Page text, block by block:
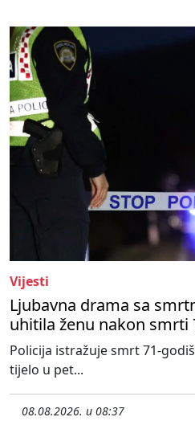
Vijesti
Ljubavna drama sa
uhitila ženu nakon smrti
Policija istražuje smrt 71-
tijelo u pet...
08.08.2026. u 08:37